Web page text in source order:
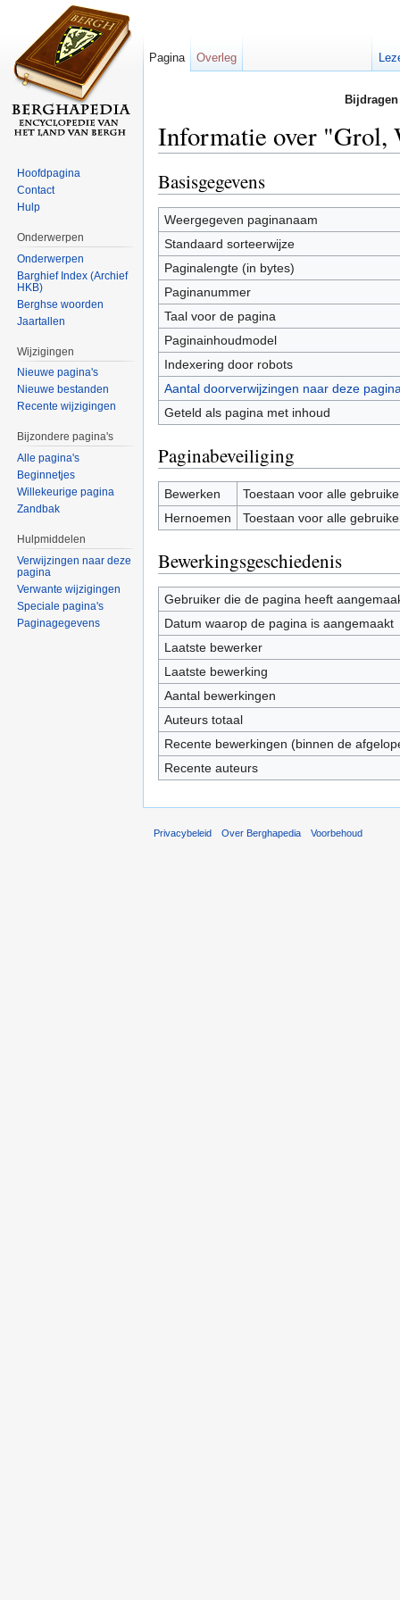
Informatie over "Grol,
Basisgegevens
Weergegeven paginanaam
Standaard sorteerwijze
Paginalengte (in bytes)
Paginanummer
Taal voor de pagina
Paginainhoudmodel
Indexering door robots
Aantal doorverwijzingen naar deze
Geteld als pagina met inhoud
Paginabeveiliging
Bewerken
Toestaan voor alle
Hernoemen
Toestaan voor alle
Bewerkingsgeschiedenis
Gebruiker die de pagina heeft
Datum waarop de pagina is aangemaakt
Laatste bewerker
Laatste bewerking
Aantal bewerkingen
Auteurs totaal
Recente bewerkingen (binnen de
Recente auteurs
Pagina Overleg
Hoofdpagina
Contact
Hulp
Onderwerpen
Onderwerpen
Barghief Index (Archief
HKB)
Berghse woorden
Jaartallen
Wijzigingen
Nieuwe pagina's
Nieuwe bestanden
Recente wijzigingen
Bijzondere pagina's
Alle pagina's
Beginnetjes
Willekeurige pagina
Zandbak
Hulpmiddelen
Verwijzingen naar deze
pagina
Verwante wijzigingen
Speciale pagina's
Paginagegevens
Privacybeleid Over Berghapedia Voorbehoud